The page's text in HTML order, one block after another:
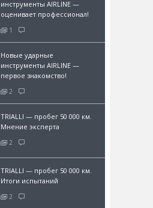
инструменты AIRLINE —
оценивает профессионал!
1
Новые ударные
инструменты AIRLINE —
первое знакомство!
2
TRIALLI — пробег 50 000 км.
Мнение эксперта
2
TRIALLI — пробег 50 000 км.
Итоги испытаний
2